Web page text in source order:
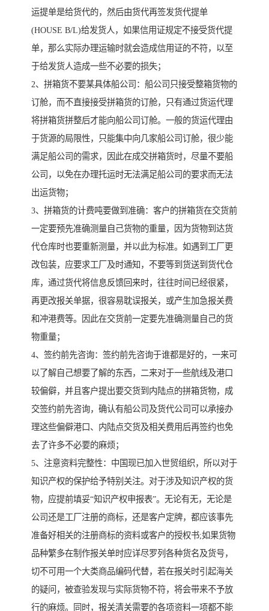
运提单是给货代的，然后由货代再签发货代提单
(HOUSE B/L)给发货人，如果信用证规定不接受货代提
单，那么实际办理运输时就会造成信用证的不符，以至
于给发货人造成一些不必要的损失；
2、拼箱货不要某具体船公司：船公司只接受整箱货物的
订舱，而不直接接受拼箱货的订舱，只有通过货运代理
将拼箱货拼整后才能向船公司订舱。一般的货运代理由
于货源的局限性，只能集中向几家船公司订舱，很少能
满足船公司的需求，因此在成交拼箱货时，尽量不要船
公司，以免在办理托运时无法满足船公司的要求而无法
出运货物；
3、拼箱货的计费吨要做到准确：客户的拼箱货在交货前
一定要预先准确测量自己货物的重量，因为货物到达货
代仓库时也要重新测量，并以此为标准。如遇到工厂更
改包装，应要求工厂及时通知，不要等到货送到货代仓
库，通过货代将信息反馈回来时，往往时间已经很紧，
再更改报关单据，很容易耽误报关，或产生加急报关费
和冲港费等。因此在交货前一定要先准确测量自己的货
物重量；
4、签约前先咨询：签约前先咨询于谁都是好的，一来可
以了解自己想要了解的东西，二来对于一些航线及港口
较偏僻，并且客户提出要交货到内陆点的拼箱货物，成
交签约前先咨询，确认有船公司及货代公司可以承接办
理这些偏僻港口、内陆点交货及相关费用后再签约也免
去了许多不必要的麻烦；
5、注意资料完整性：中国现已加入世贸组织，所以对于
知识产权的保护给予特别关注。对于涉及知识产权的货
物，应提前填妥“知识产权申报表”。无论有无，无论是
公司还是工厂注册的商标，还是客户定牌，都应该事先
准备好相关的注册商标的资料或客户的授权书;如果货物
品种繁多在制作报关单时应详尽罗列各种货名及货号，
切不可用一个大类商品编码代替，若在报关时引起海关
的疑问，被查验发现与实际货物不符，将会带来不予放
行的麻烦。同时，报关清关需要的各项资料一项都不能